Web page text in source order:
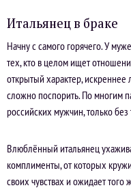
Итальянец в браке
Начну с самого горячего. У
тех, кто в целом ищет
открытый характер, искреннее
сложно поспорить. По многим
российских мужчин, только
Влюблённый итальянец
комплименты, от которых
своих чувствах и ожидает того